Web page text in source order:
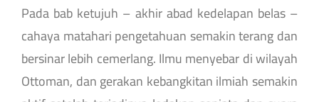
Pada bab ketujuh – akhir abad kedelapan belas –
cahaya matahari pengetahuan semakin terang dan
bersinar lebih cemerlang. Ilmu menyebar di wilayah
Ottoman, dan gerakan kebangkitan ilmiah semakin